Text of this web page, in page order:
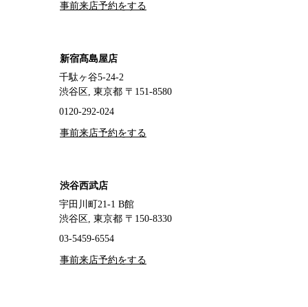
事前来店予約をする
新宿髙島屋店
千駄ヶ谷5-24-2
渋谷区, 東京都 〒151-8580
0120-292-024
事前来店予約をする
渋谷西武店
宇田川町21-1 B館
渋谷区, 東京都 〒150-8330
03-5459-6554
事前来店予約をする